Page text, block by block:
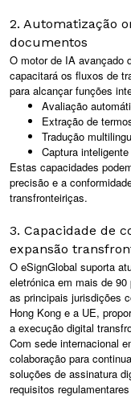
2. Automatização
documentos
O motor de IA avançado
capacitará os fluxos de
para alcançar funções
Avaliação
Extração de
Tradução
Captura
Estas capacidades
precisão e a
transfronteiriças.
3. Capacidade de
expansão
O eSignGlobal suporta
eletrónica em mais de
as principais jurisdições
Hong Kong e a UE,
a execução digital
Com sede internacional
colaboração para
soluções de assinatura
requisitos